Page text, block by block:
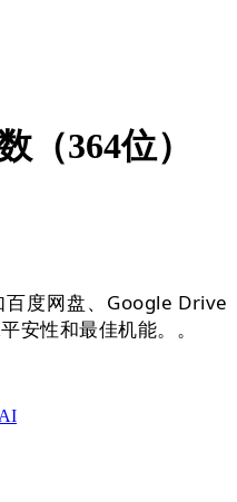
（364位）
度网盘、Google Drive
安性和最佳机能。 。